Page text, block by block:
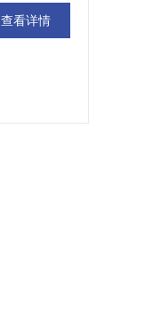
查看详情